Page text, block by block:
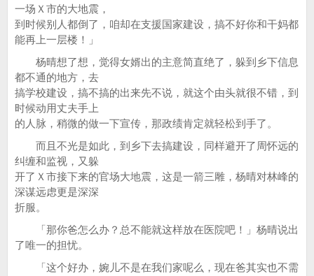
一场Ｘ市的大地震，
到时候别人都倒了，咱却在支援国家建设，搞不好你和干妈都
能再上一层楼！」
杨晴想了想，觉得女婿出的主意简直绝了，躲到乡下信息
都不通的地方，去
搞学校建设，搞不搞的出来先不说，就这个由头就很不错，到
时候动用丈夫手上
的人脉，稍微的做一下宣传，那政绩肯定就轻松到手了。
而且不光是如此，到乡下去搞建设，同样避开了周怀远的
纠缠和监视，又躲
开了Ｘ市接下来的官场大地震，这是一箭三雕，杨晴对林峰的
深谋远虑更是深深
折服。
「那你爸怎么办？总不能就这样放在医院吧！」杨晴说出
了唯一的担忧。
「这个好办，婉儿不是在我们家呢么，现在爸其实也不需